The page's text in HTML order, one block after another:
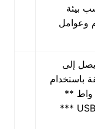
إلى
دقيقة باستخدام
فئة 45 واط **